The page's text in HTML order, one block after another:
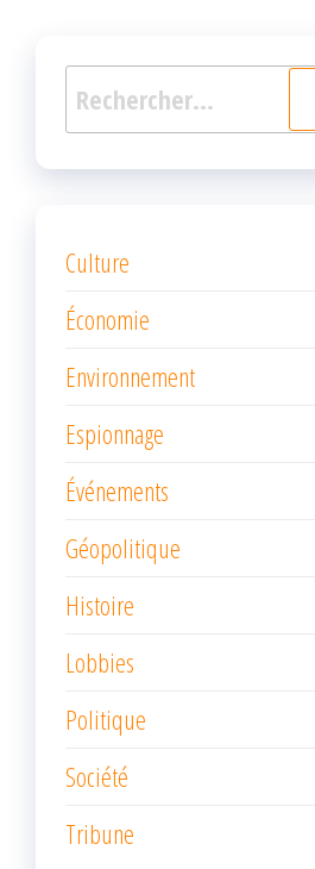
Rechercher :
Culture
Économie
Environnement
Espionnage
Événements
Géopolitique
Histoire
Lobbies
Politique
Société
Tribune